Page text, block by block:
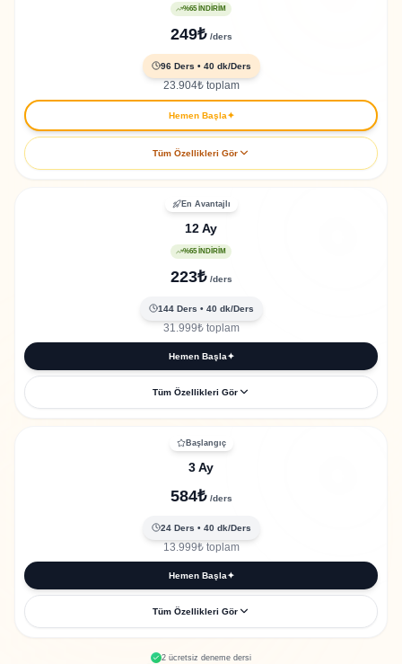
Başlangıç
3 Ay
584₺ /ders
24 Ders • 40 dk/Ders
13.999₺ toplam
Hemen Başla✦
Tüm Özellikleri Gör
Seviye tespit sınavı dahil
%65 İNDİRİM
249₺ /ders
96 Ders • 40 dk/Ders
23.904₺ toplam
Hemen Başla✦
Tüm Özellikleri Gör
En Avantajlı
12 Ay
%65 İNDİRİM
223₺ /ders
144 Ders • 40 dk/Ders
31.999₺ toplam
Hemen Başla✦
Tüm Özellikleri Gör
Seviye tespit sınavı dahil
Eğitim sertifikası
2 ücretsiz deneme dersi